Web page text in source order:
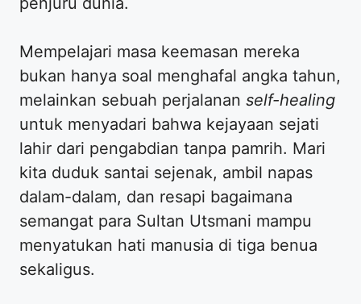
​Mempelajari masa keemasan mereka
bukan hanya soal menghafal angka tahun,
melainkan sebuah perjalanan self-healing
untuk menyadari bahwa kejayaan sejati
lahir dari pengabdian tanpa pamrih. Mari
kita duduk santai sejenak, ambil napas
dalam-dalam, dan resapi bagaimana
semangat para Sultan Utsmani mampu
menyatukan hati manusia di tiga benua
sekaligus.